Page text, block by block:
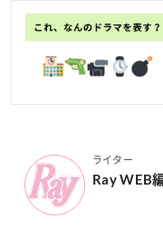
ライター
Ray WEB